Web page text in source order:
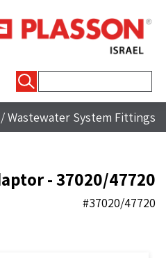
/Wastewater System Fittings
- 37020/47720
#37020/47720